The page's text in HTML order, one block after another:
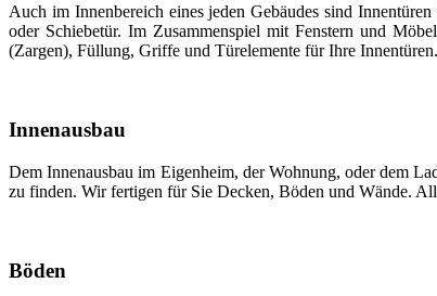
Auch im Innenbereich eines jeden Gebäudes sind
oder Schiebetür. Im Zusammenspiel mit Fenstern und
(Zargen), Füllung, Griffe und Türelemente für Ihre
Innenausbau
Dem Innenausbau im Eigenheim, der Wohnung, oder dem
zu finden. Wir fertigen für Sie Decken, Böden und Wände.
Böden